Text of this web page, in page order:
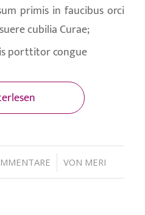
primis in faucibus orci
cubilia Curae;
porttitor congue
/ VON MERI